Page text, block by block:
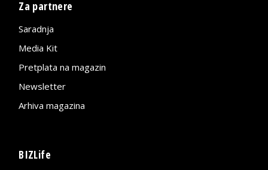
Za partnere
Saradnja
Media Kit
Pretplata na magazin
Newsletter
Arhiva magazina
BIZLife